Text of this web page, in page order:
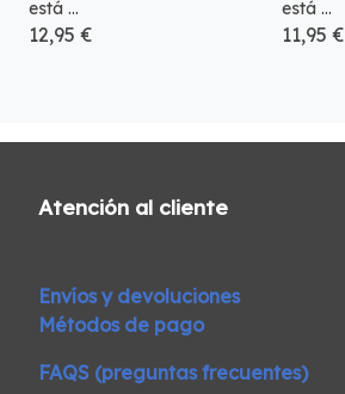
está ...
12,95 €
está ...
11,95 €
Atención al cliente
Envíos y devoluciones
Métodos de pago
FAQS (preguntas frecuentes)